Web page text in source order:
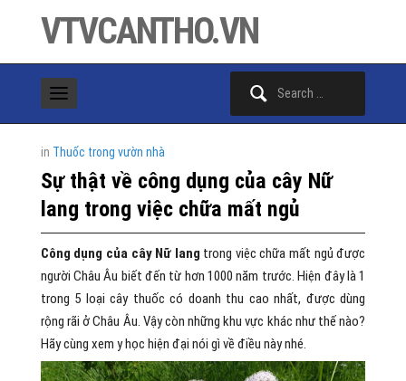
VTVCANTHO.VN
in Thuốc trong vườn nhà
Sự thật về công dụng của cây Nữ
lang trong việc chữa mất ngủ
Công dụng của cây Nữ lang trong việc chữa mất ngủ được
người Châu Âu biết đến từ hơn 1000 năm trước. Hiện đây là 1
trong 5 loại cây thuốc có doanh thu cao nhất, được dùng
rộng rãi ở Châu Âu. Vậy còn những khu vực khác như thế nào?
Hãy cùng xem y học hiện đại nói gì về điều này nhé.